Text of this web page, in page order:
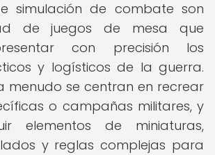
simulación de combate son
de juegos de mesa que
con precisión los
y logísticos de la guerra.
menudo se centran en recrear
o campañas militares, y
elementos de miniaturas,
y reglas complejas para